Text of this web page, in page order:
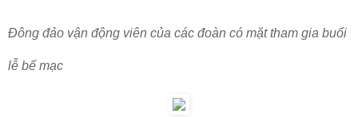
Đông đảo vận động viên của các đoàn có mặt tham gia buổi
lễ bế mạc